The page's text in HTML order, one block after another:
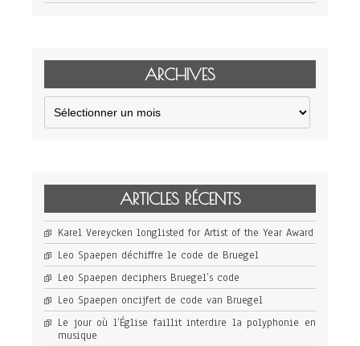
ARCHIVES
Archives
ARTICLES RÉCENTS
Karel Vereycken longlisted for Artist of the Year Award
Leo Spaepen déchiffre le code de Bruegel
Leo Spaepen deciphers Bruegel’s code
Leo Spaepen oncijfert de code van Bruegel
Le jour où l’Église faillit interdire la polyphonie en
musique